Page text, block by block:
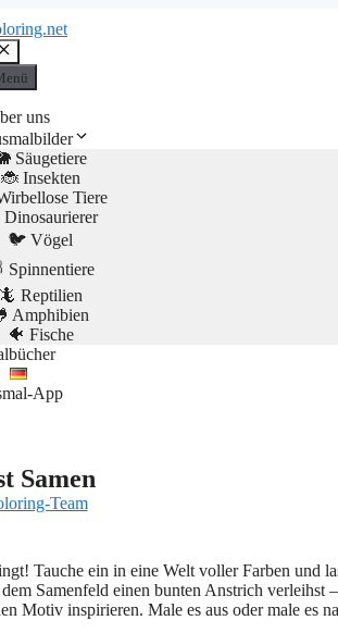
uns
Säugetiere
🐞 Insekten
Tiere
🐦 Vögel
🦎 Reptilien
Amphibien
🐠 Fische
App
Samen
Team
Tauche ein in eine Welt voller Farben und
Samenfeld einen bunten Anstrich
Motiv inspirieren. Male es aus oder male es